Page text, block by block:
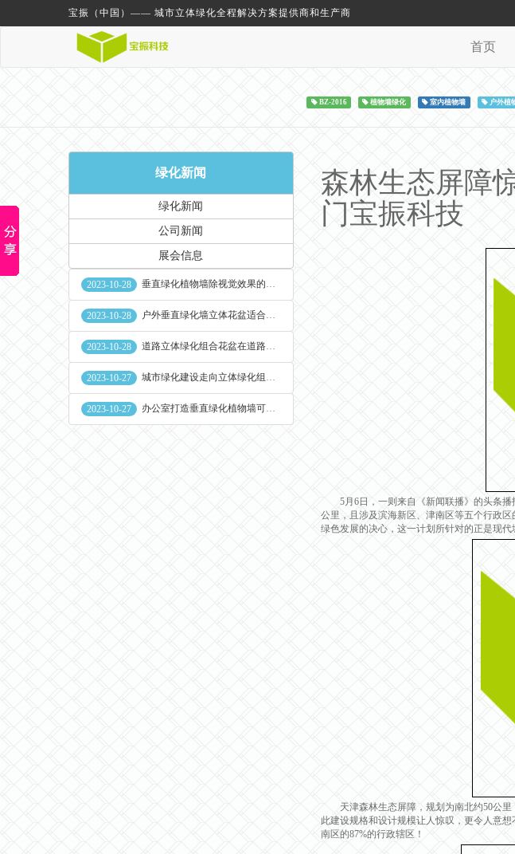
宝振（中国）—— 城市立体绿化全程解决方案提供商和生产商
首页
BZ-2016 植物墙绿化 室内植物墙 户外植
绿化新闻
绿化新闻
公司新闻
展会信息
2023-10-28 垂直绿化植物墙除视觉效果的作用外其他作用
2023-10-28 户外垂直绿化墙立体花盆适合种什么植物
2023-10-28 道路立体绿化组合花盆在道路绿化中的使用
2023-10-27 城市绿化建设走向立体绿化组合花盆空间
2023-10-27 办公室打造垂直绿化植物墙可缓解员工压力
森林生态屏障
门宝振科技
5月6日，一则来自《新闻联播》的头条播
公里，且涉及滨海新区、津南区等五个行政
绿色发展的决心，这一计划所针对的正是现代
天津森林生态屏障，规划为南北约50公里
此建设规格和设计规模让人惊叹，更令人意
南区的87%的行政辖区！